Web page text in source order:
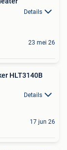
Details
23 mei 26
HLT3140B
Details
17 jun 26